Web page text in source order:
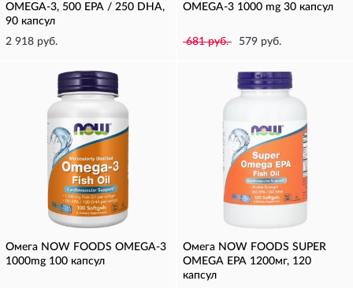
OMEGA-3, 500 EPA / 250 DHA,
90 капсул
2 918 руб.
OMEGA-3 1000 mg 30 капсул
681 руб. 579 руб.
Омега NOW FOODS OMEGA-3
1000mg 100 капсул
Омега NOW FOODS SUPER
OMEGA EPA 1200мг, 120
капсул